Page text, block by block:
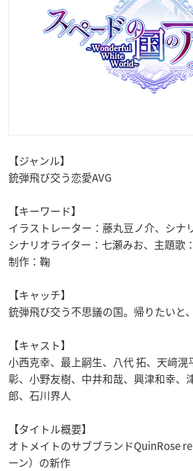
【ジャンル】
銃弾飛び交う恋愛AVG
【キーワード】
イラストレーター：藤丸豆ノ介、シナ
シナリオライター：七瀬みお、主題歌
制作：鞠
【キャッチ】
銃弾飛び交う不思議の国。帰りたい
【キャスト】
小西克幸、最上嗣生、八代 拓、天﨑
彰、小野友樹、中井和哉、興津和幸、
郎、石川界人
【タイトル概要】
オトメイトのサブブランドQuinRose
ーン）の新作